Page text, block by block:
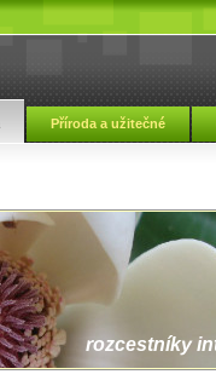
Příroda a užitečné
rozcestníky